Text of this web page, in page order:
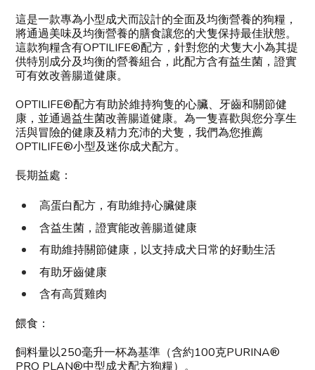
這是一款專為小型成犬而設計的全面及均衡營養的狗糧，
將通過美味及均衡營養的膳食讓您的犬隻保持最佳狀態。
這款狗糧含有OPTILIFE®配方，針對您的犬隻大小為其提
供特別成分及均衡的營養組合，此配方含有益生菌，證實
可有效改善腸道健康。
OPTILIFE®配方有助於維持狗隻的心臟、牙齒和關節健
康，並通過益生菌改善腸道健康。為一隻喜歡與您分享生
活與冒險的健康及精力充沛的犬隻，我們為您推薦
OPTILIFE®小型及迷你成犬配方。
長期益處：
高蛋白配方，有助維持心臟健康
含益生菌，證實能改善腸道健康
有助維持關節健康，以支持成犬日常的好動生活
有助牙齒健康
含有高質雞肉
餵食：
飼料量以250毫升一杯為基準（含約100克PURINA®
PRO PLAN®中型成犬配方狗糧）。